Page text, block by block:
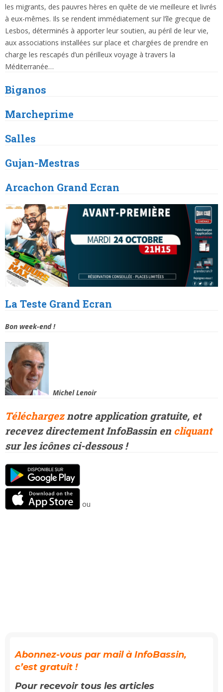
les migrants, des pauvres hères en quête de vie meilleure et livrés
à eux-mêmes. Ils se rendent immédiatement sur l’île grecque de
Lesbos, déterminés à apporter leur soutien, au péril de leur vie,
aux associations installées sur place et chargées de prendre en
charge les rescapés d’un périlleux voyage à travers la
Méditerranée…
Biganos
Marcheprime
Salles
Gujan-Mestras
Arcachon Grand Ecran
La Teste Grand Ecran
Bonweek-end !
Michel Lenoir
Téléchargeznotre application gratuite, et
recevez directement InfoBassin en cliquant
sur les icônes ci-dessous !
ou
Abonnez-vous par mail à InfoBassin,
c’est gratuit !
Pour recevoir tous les articles